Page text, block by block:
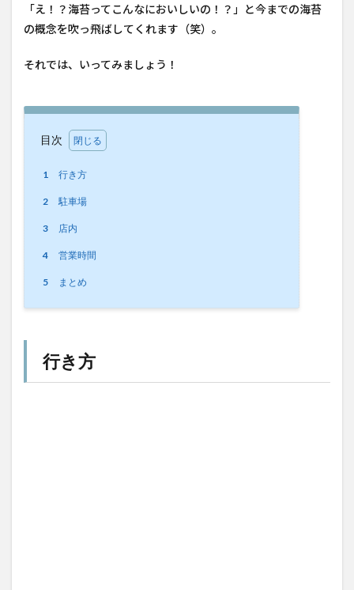
「え！？海苔ってこんなにおいしいの！？」と今までの海苔
の概念を吹っ飛ばしてくれます（笑）。
それでは、いってみましょう！
目次
1 行き方
2 駐車場
3 店内
4 営業時間
5 まとめ
行き方